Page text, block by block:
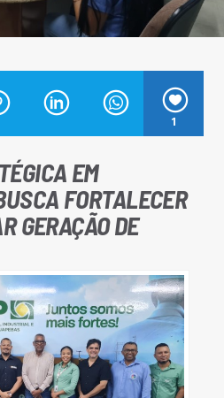
1
EM
FORTALECER
GERAÇÃO DE